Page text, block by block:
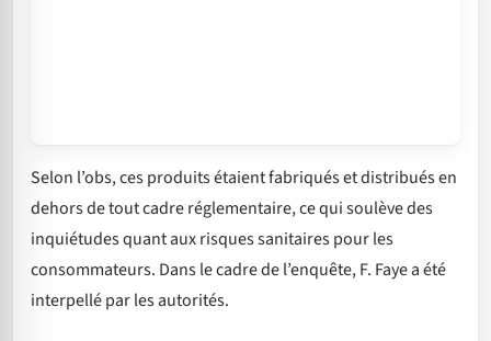
Selon l’obs, ces produits étaient fabriqués et distribués en
dehors de tout cadre réglementaire, ce qui soulève des
inquiétudes quant aux risques sanitaires pour les
consommateurs. Dans le cadre de l’enquête, F. Faye a été
interpellé par les autorités.